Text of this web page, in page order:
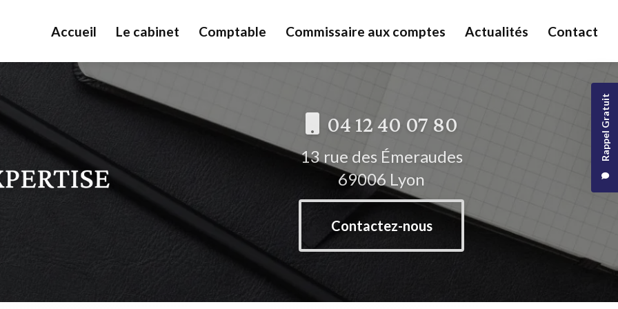
Rappel Gratuit
Accueil Le cabinet Comptable Commissaire aux comptes Actualités Contact
04 12 40 07 80
13 rue des Émeraudes
69006 Lyon
Contactez-nous